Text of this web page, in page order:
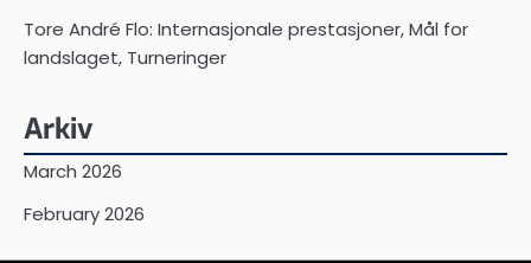
Tore André Flo: Internasjonale prestasjoner, Mål for
landslaget, Turneringer
Arkiv
March 2026
February 2026